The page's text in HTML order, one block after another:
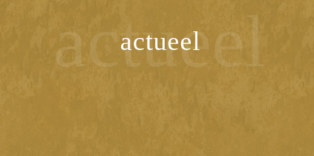
actueel
actueel